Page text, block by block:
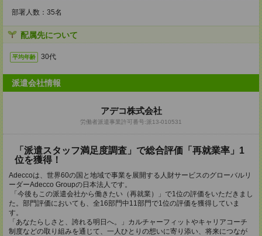
部署人数：35名
配属先について
平均年齢 30代
派遣会社情報
アデコ株式会社
労働者派遣事業許可番号:派13-010531
「派遣スタッフ満足度調査」で総合評価「再就業率」1
位を獲得！
Adeccoは、世界60の国と地域で事業を展開する人財サービスのグローバルリ
ーダーAdecco Groupの日本法人です。
「今後もこの派遣会社から働きたい（再就業）」で1位の評価をいただきまし
た。部門評価においても、全16部門中11部門で1位の評価を獲得していま
す。
「あなたらしさと、誇れる明日へ。」カルチャーフィットやキャリアコーチ
制度などの取り組みを通じて、一人ひとりの想いに寄り添い、将来につなが